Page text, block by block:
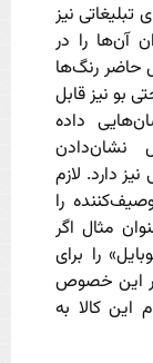
نیز
آن‌ها را در
حاضر رنگ‌ها
بو نیز قابل
داده
نشان‌دادن
دارد. لازم
را
مثال اگر
را برای
این خصوص
این کالا به